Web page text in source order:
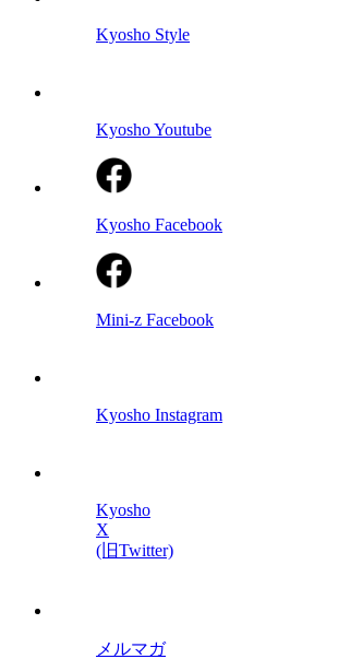
Kyosho Style
Kyosho Youtube
Kyosho Facebook
Mini-z Facebook
Kyosho Instagram
Kyosho
X
(旧Twitter)
メルマガ